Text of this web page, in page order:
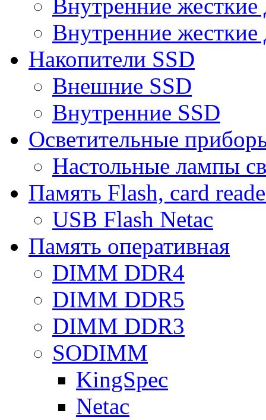
Внутренние
Внутренние
Накопители SSD
Внешние SSD
Внутренние SSD
Осветительные
Настольные лампы
Память Flash, card
USB Flash Netac
Память оперативная
DIMM DDR4
DIMM DDR5
DIMM DDR3
SODIMM
KingSpec
Netac